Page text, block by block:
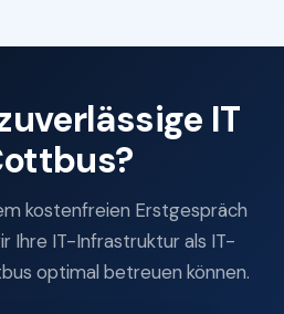
IT
kostenfreien Erstgespräch
Ihre IT-Infrastruktur als IT-
optimal betreuen können.